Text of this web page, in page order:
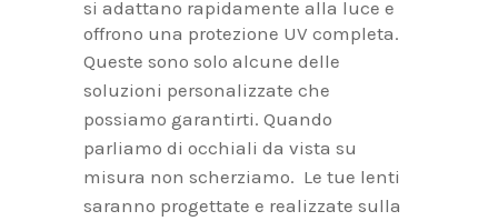
si adattano rapidamente alla luce e
offrono una protezione UV completa.
Queste sono solo alcune delle
soluzioni personalizzate che
possiamo garantirti. Quando
parliamo di occhiali da vista su
misura non scherziamo. Le tue lenti
saranno progettate e realizzate sulla